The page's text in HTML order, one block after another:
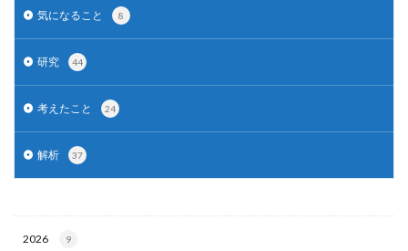
気になること 8
研究 44
考えたこと 24
解析 37
2026 9